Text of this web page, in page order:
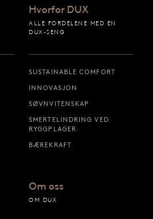
Hvorfor DUX
ALLE FORDELENE MED EN
DUX-SENG
SUSTAINABLE COMFORT
INNOVASJON
SØVNVITENSKAP
SMERTELINDRING VED
RYGGPLAGER
BÆREKRAFT
Om oss
OM DUX